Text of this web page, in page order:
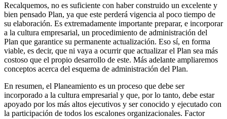
Recalquemos, no es suficiente con haber construido un excelente y
bien pensado Plan, ya que este perderá vigencia al poco tiempo de
su elaboración. Es extremadamente importante preparar, e incorporar
a la cultura empresarial, un procedimiento de administración del
Plan que garantice su permanente actualización. Eso sí, en forma
viable, es decir, que ni vaya a ocurrir que actualizar el Plan sea más
costoso que el propio desarrollo de este. Más adelante ampliaremos
conceptos acerca del esquema de administración del Plan.
En resumen, el Planeamiento es un proceso que debe ser
incorporado a la cultura empresarial y que, por lo tanto, debe estar
apoyado por los más altos ejecutivos y ser conocido y ejecutado con
la participación de todos los escalones organizacionales. Factor